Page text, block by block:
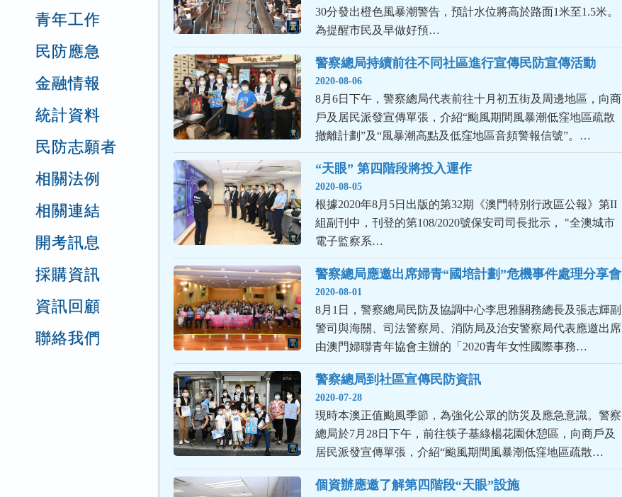
青年工作
民防應急
金融情報
統計資料
民防志願者
相關法例
相關連結
開考訊息
採購資訊
資訊回顧
聯絡我們
30分發出橙色風暴潮警告，預計水位將高於路面1米至1.5米。
為提醒市民及早做好預…
警察總局持續前往不同社區進行宣傳民防宣傳活動
2020-08-06
8月6日下午，警察總局代表前往十月初五街及周邊地區，向商
戶及居民派發宣傳單張，介紹“颱風期間風暴潮低窪地區疏散
撤離計劃”及“風暴潮高點及低窪地區音頻警報信號”。…
“天眼” 第四階段將投入運作
2020-08-05
根據2020年8月5日出版的第32期《澳門特別行政區公報》第II
組副刊中，刊登的第108/2020號保安司司長批示， "全澳城市
電子監察系…
警察總局應邀出席婦青“國培計劃”危機事件處理分享會
2020-08-01
8月1日，警察總局民防及協調中心李思雅關務總長及張志輝副
警司與海關、司法警察局、消防局及治安警察局代表應邀出席
由澳門婦聯青年協會主辦的「2020青年女性國際事務…
警察總局到社區宣傳民防資訊
2020-07-28
現時本澳正值颱風季節，為強化公眾的防災及應急意識。警察
總局於7月28日下午，前往筷子基綠楊花園休憩區，向商戶及
居民派發宣傳單張，介紹“颱風期間風暴潮低窪地區疏散…
個資辦應邀了解第四階段“天眼”設施